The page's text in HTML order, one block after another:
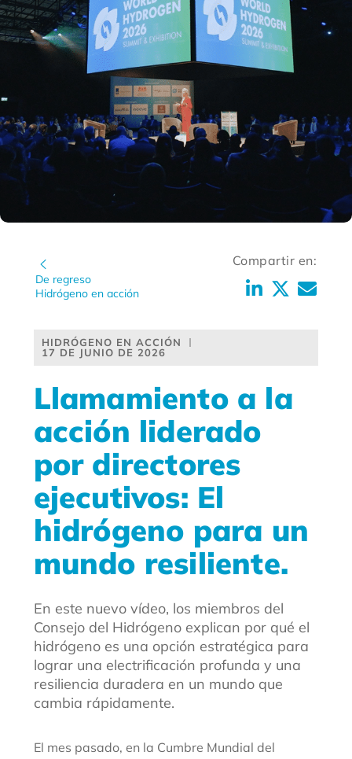
De regreso
Hidrógeno en acción
Compartir en:
HIDRÓGENO EN ACCIÓN
17 DE JUNIO DE 2026
Llamamiento a la
acción liderado
por directores
ejecutivos: El
hidrógeno para un
mundo resiliente.
En este nuevo vídeo, los miembros del
Consejo del Hidrógeno explican por qué el
hidrógeno es una opción estratégica para
lograr una electrificación profunda y una
resiliencia duradera en un mundo que
cambia rápidamente.
El mes pasado, en la Cumbre Mundial del